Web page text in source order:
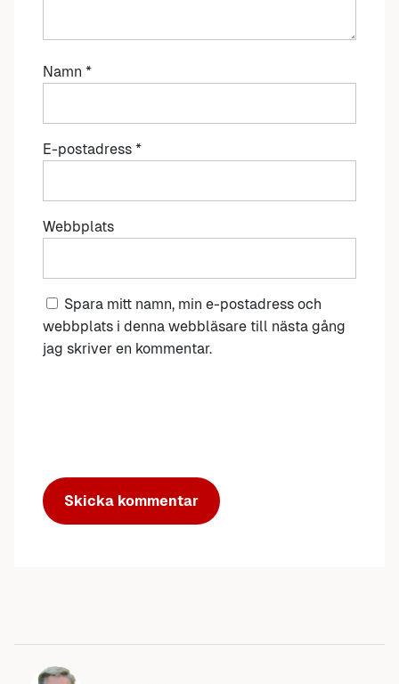
Namn *
E-postadress *
Webbplats
Spara mitt namn, min e-postadress och
webbplats i denna webbläsare till nästa gång
jag skriver en kommentar.